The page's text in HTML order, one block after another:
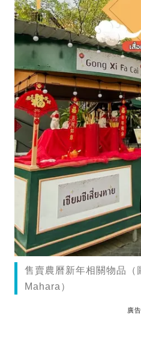
售賣農曆新年相關物品（
Mahara）
廣告